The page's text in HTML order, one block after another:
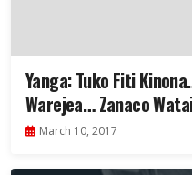
Yanga: Tuko Fiti
Warejea… Zanaco
March 10, 2017